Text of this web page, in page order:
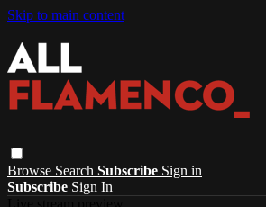
Skip to main content
Browse Search Subscribe Sign in
Subscribe Sign In